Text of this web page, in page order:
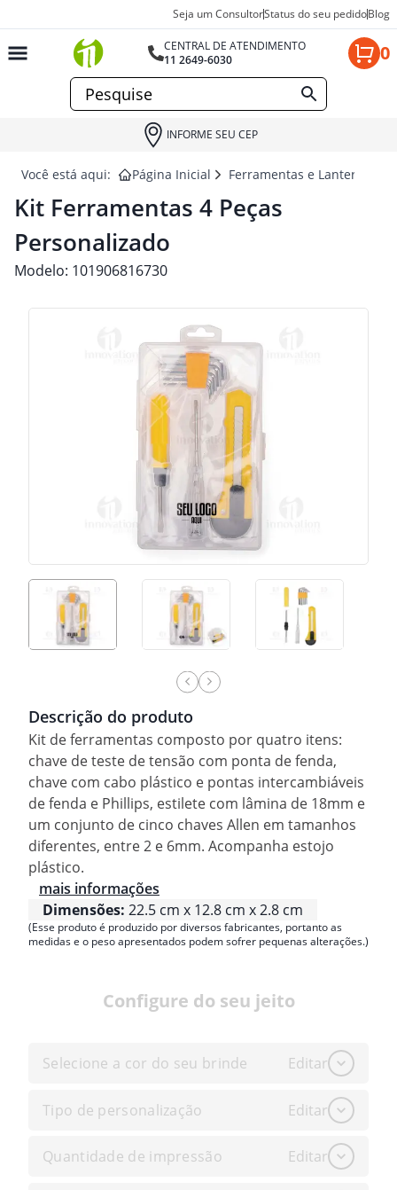
Seja um ConsultorStatus do seu pedidoBlog
CENTRAL DE ATENDIMENTO
11 2649-6030
0
INFORME SEU CEP
Você está aqui: Página Inicial Ferramentas e Lanternas
Kit Ferramentas 4 Peças
Personalizado
Modelo: 101906816730
Descrição do produto
Kit de ferramentas composto por quatro itens:
chave de teste de tensão com ponta de fenda,
chave com cabo plástico e pontas intercambiáveis
de fenda e Phillips, estilete com lâmina de 18mm e
um conjunto de cinco chaves Allen em tamanhos
diferentes, entre 2 e 6mm. Acompanha estojo
plástico.
mais informações
Dimensões: 22.5 cm x 12.8 cm x 2.8 cm
(Esse produto é produzido por diversos fabricantes, portanto as
medidas e o peso apresentados podem sofrer pequenas alterações.)
Configure do seu jeito
Selecione a cor do seu brinde Editar
Tipo de personalização Editar
Quantidade de impressão Editar